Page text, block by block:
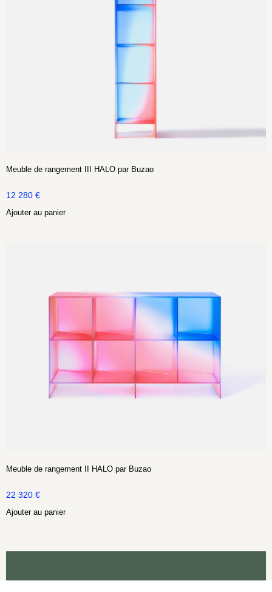
Meuble de rangement III HALO par Buzao
12 280 €
Ajouter au panier
Meuble de rangement II HALO par Buzao
22 320 €
Ajouter au panier